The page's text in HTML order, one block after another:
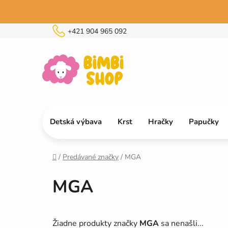
+421 904 965 092
Detská výbava Krst Hračky Papučky
/ Predávané značky / MGA
MGA
Žiadne produkty značky MGA sa nenašli...